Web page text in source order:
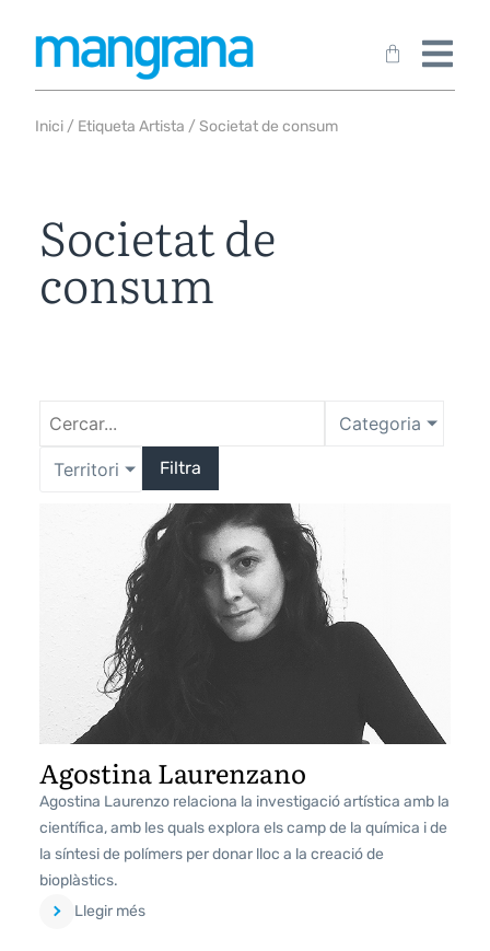
Inici / Etiqueta Artista / Societat de consum
Societat de
consum
Categoria
Territori Filtra
Agostina Laurenzano
Agostina Laurenzo relaciona la investigació artística amb la
científica, amb les quals explora els camp de la química i de
la síntesi de polímers per donar lloc a la creació de
bioplàstics.
Llegir més